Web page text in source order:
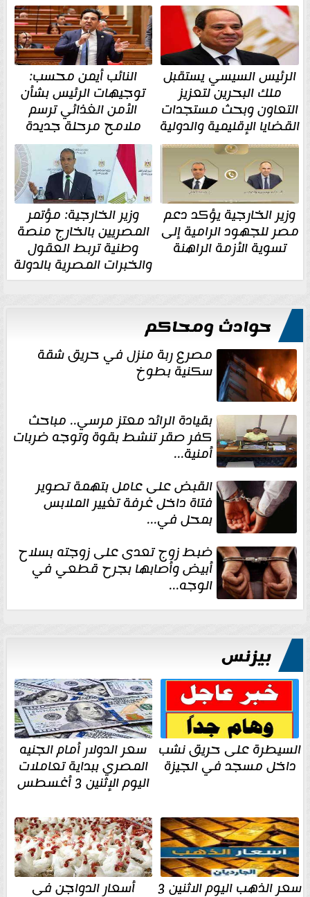
الرئيس السيسي يستقبل
ملك البحرين لتعزيز
التعاون وبحث مستجدات
القضايا الإقليمية والدولية
النائب أيمن محسب:
توجيهات الرئيس بشأن
الأمن الغذائي ترسم
ملامح مرحلة جديدة
وزير الخارجية يؤكد دعم
مصر للجهود الرامية إلى
تسوية الأزمة الراهنة
وزير الخارجية: مؤتمر
المصريين بالخارج منصة
وطنية تربط العقول
والخبرات المصرية بالدولة
حوادث ومحاكم
مصرع ربة منزل في حريق شقة
سكنية بطوخ
بقيادة الرائد معتز مرسي.. مباحث
كفر صقر تنشط بقوة وتوجه ضربات
أمنية...
القبض على عامل بتهمة تصوير
فتاة داخل غرفة تغيير الملابس
بمحل في...
ضبط زوج تعدى على زوجته بسلاح
أبيض وأصابها بجرح قطعي في
الوجه...
بيزنس
السيطرة على حريق نشب
داخل مسجد في الجيزة
سعر الدولار أمام الجنيه
المصري ببداية تعاملات
اليوم الإثنين 3 أغسطس
سعر الذهب اليوم الاثنين 3 أسعار الدواجن فى